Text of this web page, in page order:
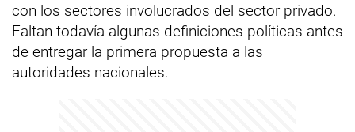
con los sectores involucrados del sector privado.
Faltan todavía algunas definiciones políticas antes
de entregar la primera propuesta a las
autoridades nacionales.